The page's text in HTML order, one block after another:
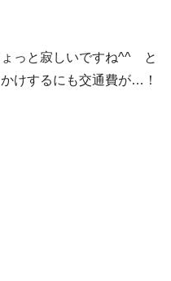
っと寂しいですね^^ と
けするにも交通費が…！